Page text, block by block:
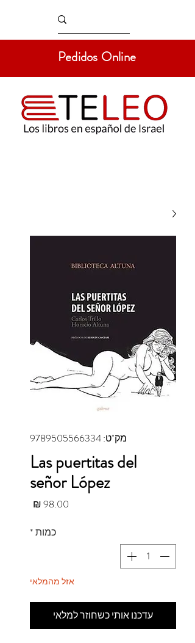
Pedidos Online
מק"ט: 9789505566334
Las puertitas del
señor López
כמות*
אזל מהמלאי
עדכנו אותי כשחוזר למלאי